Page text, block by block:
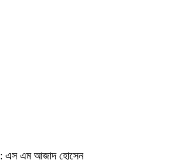
এস এম আজাদ হোসেন